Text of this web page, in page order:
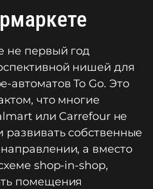
не первый год
нишей для
автоматов To Go. Это
что многие
или Carrefour не
развивать собственные
а вместо
shop-in-shop,
помещения